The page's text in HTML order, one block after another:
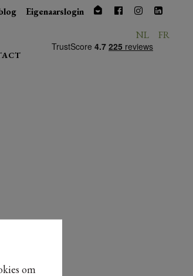
om
Eigenaarslogin
NL FR